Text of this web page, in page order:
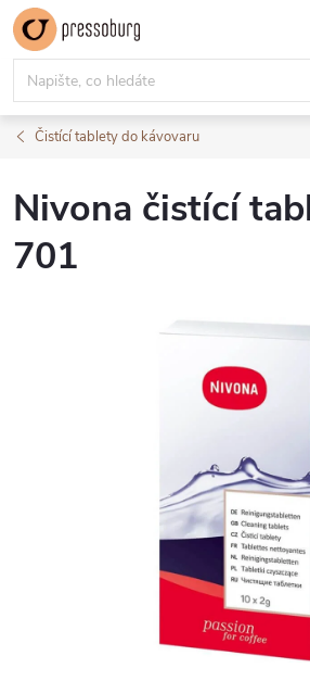
Přejít
na
obsah
Čistící tablety do kávovaru
Nivona čistící
701